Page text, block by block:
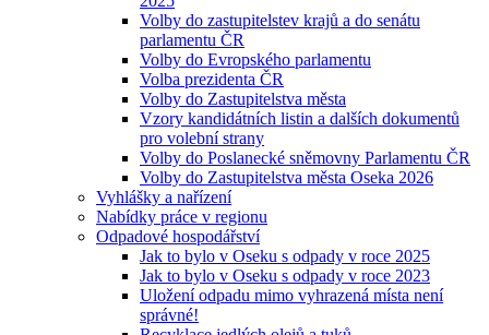
Volby do zastupitelstev krajů a do senátu
parlamentu ČR
Volby do Evropského parlamentu
Volba prezidenta ČR
Volby do Zastupitelstva města
Vzory kandidátních listin a dalších dokumentů
pro volební strany
Volby do Poslanecké sněmovny Parlamentu ČR
Volby do Zastupitelstva města Oseka 2026
Vyhlášky a nařízení
Nabídky práce v regionu
Odpadové hospodářství
Jak to bylo v Oseku s odpady v roce 2025
Jak to bylo v Oseku s odpady v roce 2023
Uložení odpadu mimo vyhrazená místa není
správné!